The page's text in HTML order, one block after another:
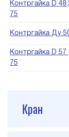
Контргайка D
75
Контргайка Ду
Контргайка D
75
Кран